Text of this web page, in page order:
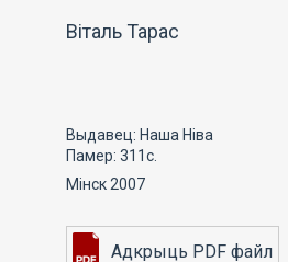
Віталь Тарас
Выдавец: Наша Ніва
Памер: 311с.
Мінск 2007